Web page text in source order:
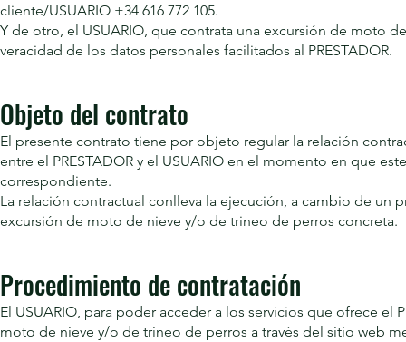
cliente/USUARIO +34 616 772 105.
Y de otro, el USUARIO, que contrata una excursión de moto
veracidad de los datos personales facilitados al PRESTADOR.
Objeto del contrato
El presente contrato tiene por objeto regular la relación
entre el PRESTADOR y el USUARIO en el momento en que
correspondiente.
La relación contractual conlleva la ejecución, a cambio de
excursión de moto de nieve y/o de trineo de perros concreta.
Procedimiento de contratación
El USUARIO, para poder acceder a los servicios que ofrece el
moto de nieve y/o de trineo de perros a través del sitio web